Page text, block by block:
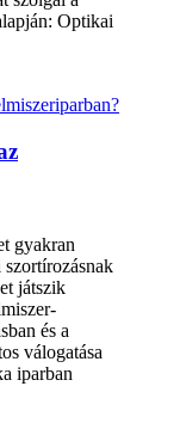
Optikai
gyakran
játszik
és a
válogatása
iparban